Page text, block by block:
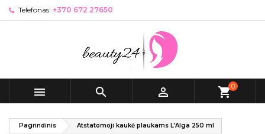
Telefonas: +370 672 27650
   shopping_cart0
Pagrindinis Atstatomoji kaukė plaukams L’Alga 250 ml